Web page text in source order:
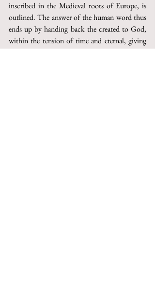
inscribed in the Medieval roots of Europe, is
outlined. The answer of the human word thus
ends up by handing back the created to God,
within the tension of time and eternal, giving